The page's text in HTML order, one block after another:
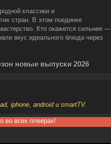
классики и
стран. В этом поединке
Кто окажется сильнее —
вкус идеального блюда через
новые выпуски 2026
iphone, android и smartTV.
во всех плеерах!